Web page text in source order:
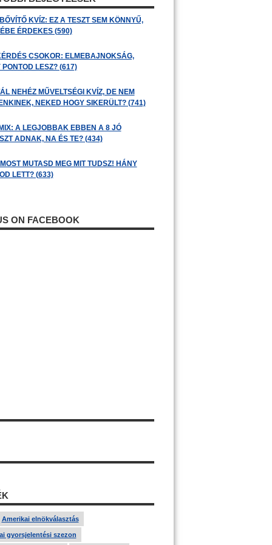
KVÍZ: EZ A TESZT SEM KÖNNYŰ,
ÉRDEKES (590)
CSOKOR: ELMEBAJNOKSÁG,
PONTOD LESZ? (617)
NEHÉZ MŰVELTSÉGI KVÍZ, DE NEM
NEKED HOGY SIKERÜLT? (741)
A LEGJOBBAK EBBEN A 8 JÓ
ADNAK, NA ÉS TE? (434)
MUTASD MEG MIT TUDSZ! HÁNY
LETT? (633)
ON FACEBOOK
Amerikai elnökválasztás
gyorsjelentési szezon